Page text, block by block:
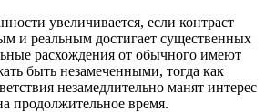
увеличивается, если контраст
и реальным достигает существенных
расхождения от обычного имеют
быть незамеченными, тогда как
незамедлительно манят интерес
продолжительное время.